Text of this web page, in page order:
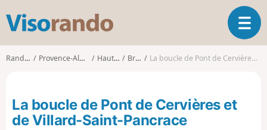
s
o
d
o
O
u
Randonnées Provence-Alpes-Côte d'Azur Hautes-Alpes Briançon La boucle de Pont de Cervières et de Villard-Saint-Pancrace
La boucle de Pont de Cervières et
de Villard-Saint-Pancrace